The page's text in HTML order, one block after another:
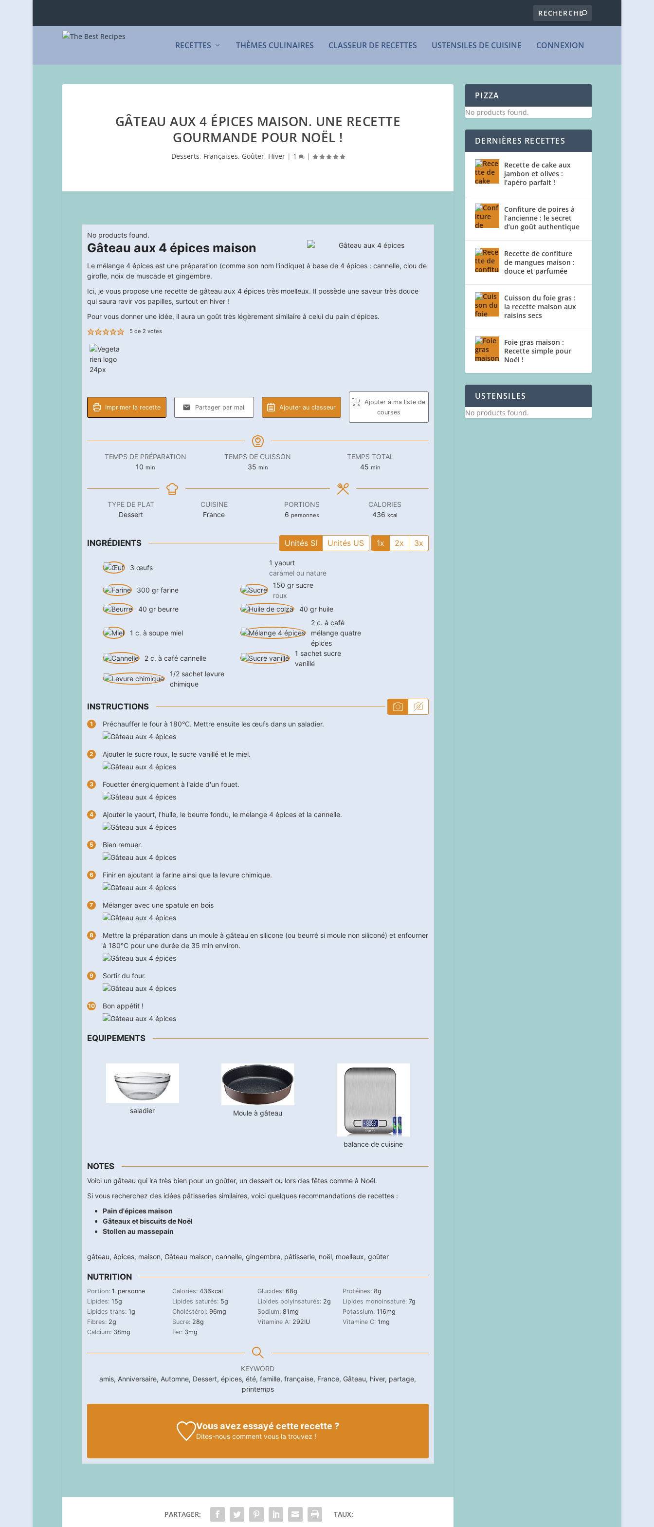
RECETTES THÈMES CULINAIRES CLASSEUR DE RECETTES USTENSILES DE CUISINE CONNEXION
GÂTEAU AUX 4 ÉPICES MAISON. UNE RECETTE
GOURMANDE POUR NOËL !
Desserts, Françaises, Goûter, Hiver| 1 |
No products found.
Gâteau aux 4 épices maison
Le mélange 4 épices est une préparation (comme son nom l'indique) à base de 4 épices : cannelle, clou de
girofle, noix de muscade et gingembre.
Ici, je vous propose une recette de gâteau aux 4 épices très moelleux. Il possède une saveur très douce
qui saura ravir vos papilles, surtout en hiver !
Pour vous donner une idée, il aura un goût très légèrement similaire à celui du pain d'épices.
5 de 2 votes
Imprimer la recette Partager par mail Ajouter au classeur
Ajouter à ma liste de
courses
TEMPS DE PRÉPARATION
10 minutes
min
TEMPS DE CUISSON
35minutes
min
TEMPS TOTAL
45minutes
min
TYPE DE PLAT
Dessert
CUISINE
France
PORTIONS
6 personnes
CALORIES
436 kcal
INGRÉDIENTS Unités SI Unités US 1x 2x 3x
3 œufs
1 yaourt
caramel ou nature
300 gr farine
150 gr sucre
roux
40 gr beurre 40 gr huile
1 c. à soupe miel
2 c. à café
mélange quatre
épices
2 c. à café cannelle
1 sachet sucre
vanillé
1/2 sachet levure
chimique
INSTRUCTIONS
Préchauffer le four à 180°C. Mettre ensuite les œufs dans un saladier.
Ajouter le sucre roux, le sucre vanillé et le miel.
Fouetter énergiquement à l'aide d'un fouet.
Ajouter le yaourt, l'huile, le beurre fondu, le mélange 4 épices et la cannelle.
Bien remuer.
Finir en ajoutant la farine ainsi que la levure chimique.
Mélanger avec une spatule en bois
Mettre la préparation dans un moule à gâteau en silicone (ou beurré si moule non siliconé) et enfourner
à 180°C pour une durée de 35 min environ.
Sortir du four.
Bon appétit !
EQUIPEMENTS
saladier Moule à gâteau
balance de cuisine
NOTES
Voici un gâteau qui ira très bien pour un goûter, un dessert ou lors des fêtes comme à Noël.
Si vous recherchez des idées pâtisseries similaires, voici quelques recommandations de recettes :
Pain d'épices maison
Gâteaux et biscuits de Noël
Stollen au massepain
gâteau, épices, maison, Gâteau maison, cannelle, gingembre, pâtisserie, noël, moelleux, goûter
NUTRITION
Portion: 1. personne Calories: 436kcal Glucides: 68g Protéines: 8g
Lipides: 15g Lipides saturés: 5g Lipides polyinsaturés: 2g Lipides monoinsaturé: 7g
Lipides trans: 1g Choléstérol: 96mg Sodium: 81mg Potassium: 116mg
Fibres: 2g Sucre: 28g Vitamine A: 292IU Vitamine C: 1mg
Calcium: 38mg Fer: 3mg
KEYWORD
amis, Anniversaire, Automne, Dessert, épices, été, famille, française, France, Gâteau, hiver, partage,
printemps
Vous avez essayé cette recette ?
Dites-nouscomment vous la trouvez !
PARTAGER: TAUX:
PIZZA
No products found.
DERNIÈRES RECETTES
Recette de cake aux
jambon et olives :
l’apéro parfait !
Confiture de poires à
l’ancienne : le secret
d’un goût authentique
Recette de confiture
de mangues maison :
douce et parfumée
Cuisson du foie gras :
la recette maison aux
raisins secs
Foie gras maison :
Recette simple pour
Noël !
USTENSILES
No products found.